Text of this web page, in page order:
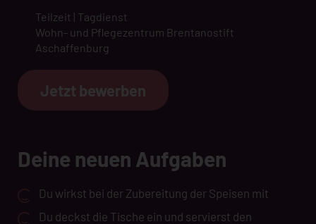
Teilzeit | Tagdienst
Wohn- und Pflegezentrum Brentanostift
Aschaffenburg
Jetzt bewerben
Deine neuen Aufgaben
Du wirkst bei der Zubereitung der Speisen mit
Du deckst die Tische ein und servierst den